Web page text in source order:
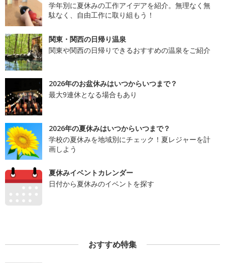
学年別に夏休みの工作アイデアを紹介。無理なく無
駄なく、自由工作に取り組もう！
関東・関西の日帰り温泉
関東や関西の日帰りできるおすすめの温泉をご紹介
2026年のお盆休みはいつからいつまで？
最大9連休となる場合もあり
2026年の夏休みはいつからいつまで？
学校の夏休みを地域別にチェック！夏レジャーを計
画しよう
夏休みイベントカレンダー
日付から夏休みのイベントを探す
おすすめ特集